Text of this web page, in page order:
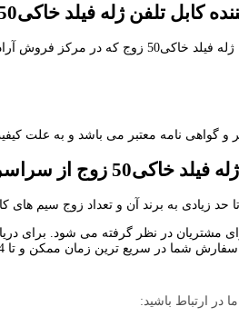
کابل تلفن ژله فیلد خاکی50 زوج
و تخصصی عرضه می شوند عبارتند از :
و گواهی نامه معتبر می باشد و به
از سراسر ایران
زوج سیم های کابل بستگی دارد. فروش کابل تلفن ژله فیلد
مشتریان در نظر گرفته می شود. برای
ممکن و تا 24 ساعت پس از تکمیل فرایند خرید به دست شما خواهد رسید
در ارتباط باشید: